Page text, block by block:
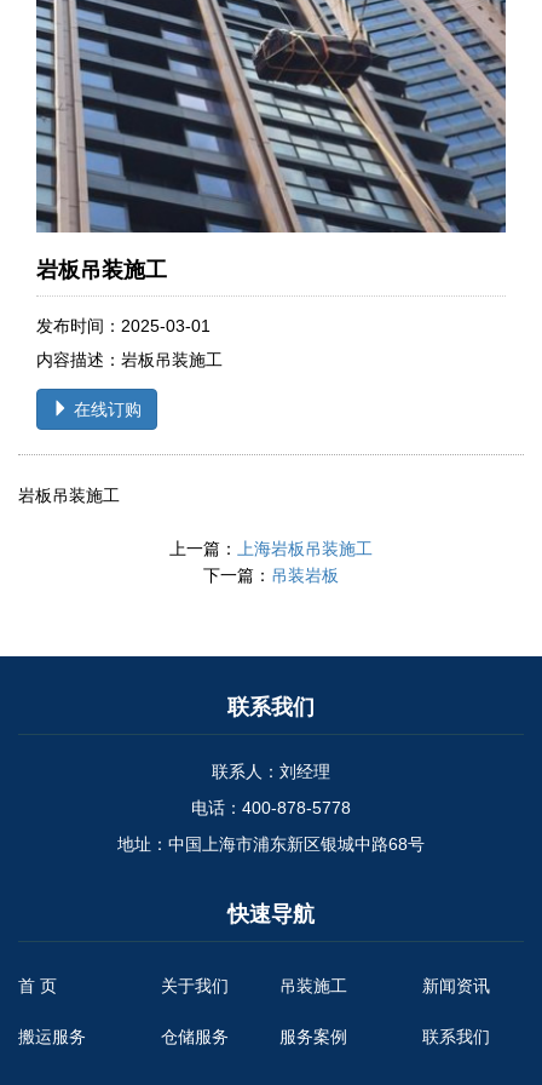
岩板吊装施工
发布时间：2025-03-01
内容描述：岩板吊装施工
在线订购
岩板吊装施工
上一篇：
上海岩板吊装施工
下一篇： 吊装岩板
联系我们
联系人：刘经理
电话：400-878-5778
地址：中国上海市浦东新区银城中路68号
快速导航
首 页 关于我们 吊装施工 新闻资讯
搬运服务 仓储服务 服务案例 联系我们